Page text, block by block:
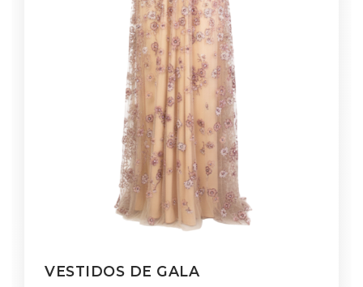
VESTIDOS DE GALA